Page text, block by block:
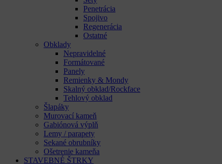
Penetrácia
Spojivo
Regenerácia
Ostatné
Obklady
Nepravidelné
Formátované
Panely
Remienky & Mondy
Skalný obklad/Rockface
Tehlový obklad
Šlapáky
Murovací kameň
Gabiónová výplň
Lemy / parapety
Sekané obrubníky
Ošetrenie kameňa
STAVEBNÉ ŠTRKY